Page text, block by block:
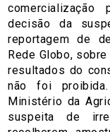
decisão da
reportagem de
Rede Globo,
resultados do
não foi
Ministério da
suspeita de